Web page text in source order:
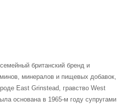
британский бренд и
минералов и пищевых добавок,
East Grinstead, гравство West
основана в 1965-м году супругами